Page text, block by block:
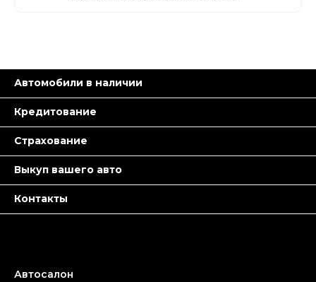
Автомобили в наличии
Кредитование
Страхование
Выкуп вашего авто
Контакты
Автосалон